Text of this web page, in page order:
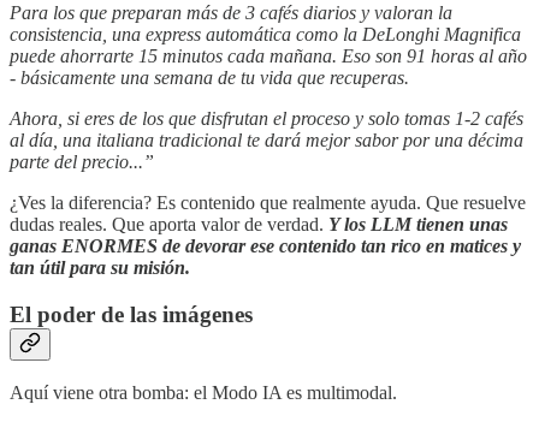
Para los que preparan más de 3 cafés diarios y valoran la
consistencia, una express automática como la DeLonghi Magnifica
puede ahorrarte 15 minutos cada mañana. Eso son 91 horas al año
- básicamente una semana de tu vida que recuperas.
Ahora, si eres de los que disfrutan el proceso y solo tomas 1-2 cafés
al día, una italiana tradicional te dará mejor sabor por una décima
parte del precio...”
¿Ves la diferencia? Es contenido que realmente ayuda. Que resuelve
dudas reales. Que aporta valor de verdad. Y los LLM tienen unas
ganas ENORMES de devorar ese contenido tan rico en matices y
tan útil para su misión.
El poder de las imágenes
Aquí viene otra bomba: el Modo IA es multimodal.